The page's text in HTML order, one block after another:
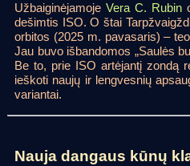
Užbaiginėjamoje Vera C. Rubin
dešimtis ISO. O štai
orbitos (2025 m. pavasaris) –
Jau buvo išbandomos „Saulės
Be to, prie ISO artėjantį zondą
ieškoti naujų ir lengvesnių
variantai.
Nauja dangaus kūnų